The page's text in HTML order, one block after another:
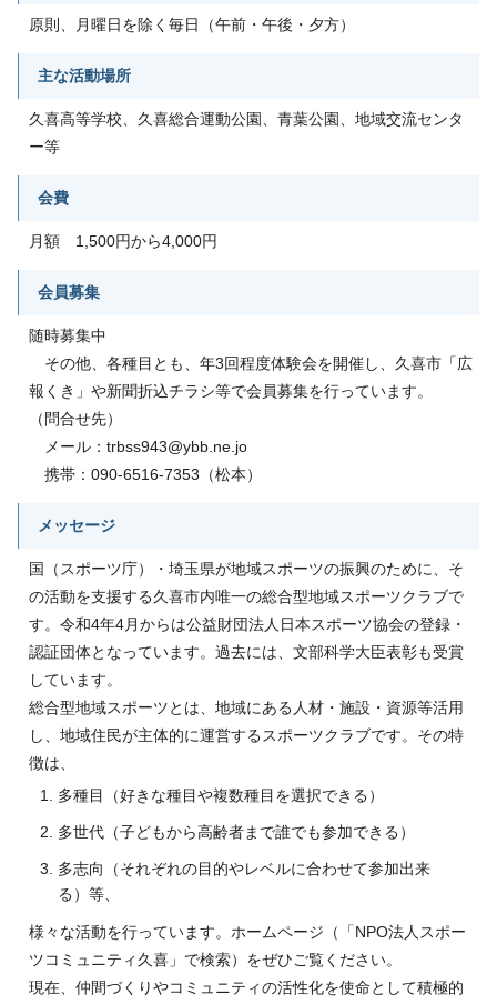
原則、月曜日を除く毎日（午前・午後・夕方）
主な活動場所
久喜高等学校、久喜総合運動公園、青葉公園、地域交流センタ
ー等
会費
月額 1,500円から4,000円
会員募集
随時募集中
その他、各種目とも、年3回程度体験会を開催し、久喜市「広
報くき」や新聞折込チラシ等で会員募集を行っています。
（問合せ先）
メール：trbss943@ybb.ne.jo
携帯：090-6516-7353（松本）
メッセージ
国（スポーツ庁）・埼玉県が地域スポーツの振興のために、そ
の活動を支援する久喜市内唯一の総合型地域スポーツクラブで
す。令和4年4月からは公益財団法人日本スポーツ協会の登録・
認証団体となっています。過去には、文部科学大臣表彰も受賞
しています。
総合型地域スポーツとは、地域にある人材・施設・資源等活用
し、地域住民が主体的に運営するスポーツクラブです。その特
徴は、
多種目（好きな種目や複数種目を選択できる）
多世代（子どもから高齢者まで誰でも参加できる）
多志向（それぞれの目的やレベルに合わせて参加出来
る）等、
様々な活動を行っています。ホームページ（「NPO法人スポー
ツコミュニティ久喜」で検索）をぜひご覧ください。
現在、仲間づくりやコミュニティの活性化を使命として積極的